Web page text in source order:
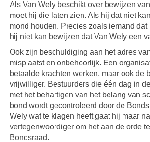
Als Van Wely beschikt over bewijzen van
moet hij die laten zien. Als hij dat niet
mond houden. Precies zoals iemand dat
hij niet kan bewijzen dat Van Wely een
Ook zijn beschuldiging aan het adres
misplaatst en onbehoorlijk. Een
betaalde krachten werken, maar ook de
vrijwilliger. Bestuurders die één dag in
met het behartigen van het belang van
bond wordt gecontroleerd door de
Wely wat te klagen heeft gaat hij maar
vertegenwoordiger om het aan de orde
Bondsraad.